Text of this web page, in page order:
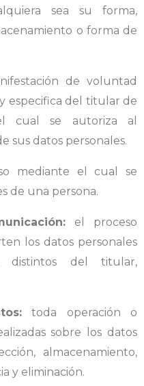
sea su forma,
o forma de
de voluntad
especifica del titular de
cual se autoriza al
sus datos personales.
mediante el cual se
de una persona.
el proceso
los datos personales
distintos del titular,
toda operación o
sobre los datos
almacenamiento,
y eliminación.